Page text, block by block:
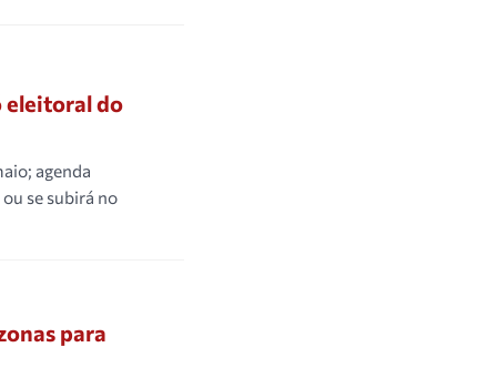
eleitoral do
agenda
se subirá no
para